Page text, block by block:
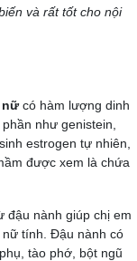
và rất tốt cho nội
nữcó hàm lượng dinh
như genistein,
estrogen tự nhiên,
được xem là chứa
đậu nành giúp chị em
nữ tính. Đậu nành có
tào phớ, bột ngũ